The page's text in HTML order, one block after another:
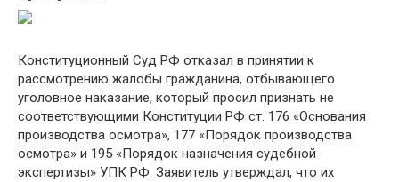
Конституционный Суд РФ отказал в принятии к
рассмотрению жалобы гражданина, отбывающего
уголовное наказание, который просил признать не
соответствующими Конституции РФ ст. 176 «Основания
производства осмотра», 177 «Порядок производства
осмотра» и 195 «Порядок назначения судебной
экспертизы» УПК РФ. Заявитель утверждал, что их